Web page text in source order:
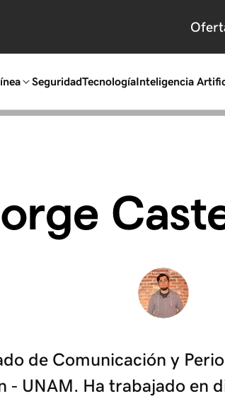
SeguridadTecnologíaInteligencia
de Comunicación y
- UNAM. Ha trabajado en